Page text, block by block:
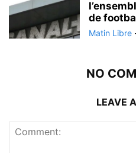
de
Matin Libre
NO
LEAVE